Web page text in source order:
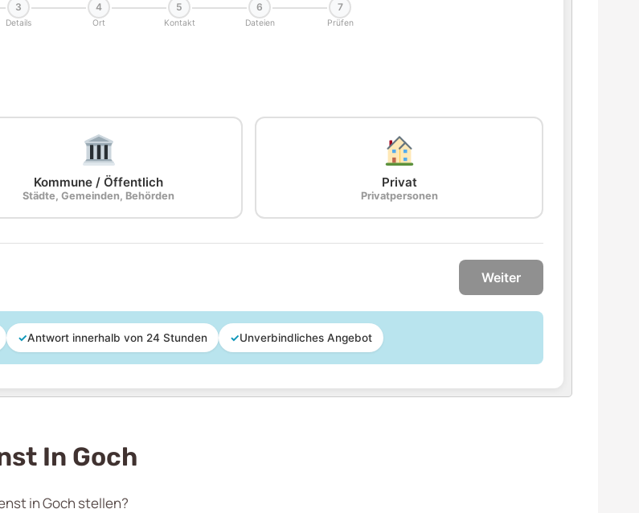
3
Details
4
Ort
5
Kontakt
6
Dateien
7
Prüfen
Kommune / Öffentlich
Städte, Gemeinden, Behörden
Privat
Privatpersonen
Weiter
✓Antwort innerhalb von 24 Stunden ✓Unverbindliches Angebot
In Goch
in Goch stellen?